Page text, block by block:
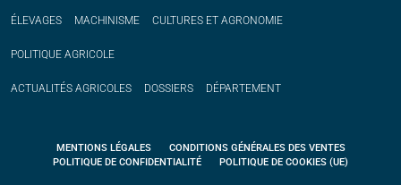
ÉLEVAGES MACHINISME CULTURES ET AGRONOMIE
POLITIQUE AGRICOLE
ACTUALITÉS AGRICOLES DOSSIERS DÉPARTEMENT
MENTIONS LÉGALES
CONDITIONS GÉNÉRALES DES VENTES
POLITIQUE DE CONFIDENTIALITÉ
POLITIQUE DE COOKIES (UE)